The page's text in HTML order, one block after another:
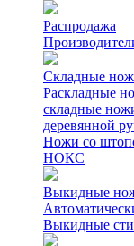
Распродажа
Складные
Раскладные
складные
деревянной
Ножи со
НОКС
Выкидные
Выкидные